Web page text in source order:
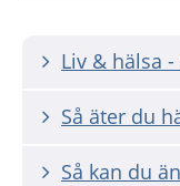
Liv & hälsa -
Så äter du
Så kan du